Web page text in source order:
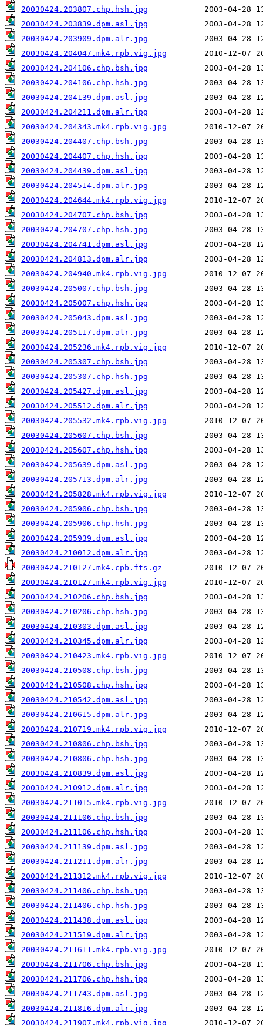
20030424.203807.chp.hsh.jpg
20030424.203839.dpm.asl.jpg
20030424.203909.dpm.alr.jpg
20030424.204047.mk4.rpb.vig.jpg
20030424.204106.chp.bsh.jpg
20030424.204106.chp.hsh.jpg
20030424.204139.dpm.asl.jpg
20030424.204211.dpm.alr.jpg
20030424.204343.mk4.rpb.vig.jpg
20030424.204407.chp.bsh.jpg
20030424.204407.chp.hsh.jpg
20030424.204439.dpm.asl.jpg
20030424.204514.dpm.alr.jpg
20030424.204644.mk4.rpb.vig.jpg
20030424.204707.chp.bsh.jpg
20030424.204707.chp.hsh.jpg
20030424.204741.dpm.asl.jpg
20030424.204813.dpm.alr.jpg
20030424.204940.mk4.rpb.vig.jpg
20030424.205007.chp.bsh.jpg
20030424.205007.chp.hsh.jpg
20030424.205043.dpm.asl.jpg
20030424.205117.dpm.alr.jpg
20030424.205236.mk4.rpb.vig.jpg
20030424.205307.chp.bsh.jpg
20030424.205307.chp.hsh.jpg
20030424.205427.dpm.asl.jpg
20030424.205512.dpm.alr.jpg
20030424.205532.mk4.rpb.vig.jpg
20030424.205607.chp.bsh.jpg
20030424.205607.chp.hsh.jpg
20030424.205639.dpm.asl.jpg
20030424.205713.dpm.alr.jpg
20030424.205828.mk4.rpb.vig.jpg
20030424.205906.chp.bsh.jpg
20030424.205906.chp.hsh.jpg
20030424.205939.dpm.asl.jpg
20030424.210012.dpm.alr.jpg
20030424.210127.mk4.cpb.fts.gz
20030424.210127.mk4.rpb.vig.jpg
20030424.210206.chp.bsh.jpg
20030424.210206.chp.hsh.jpg
20030424.210303.dpm.asl.jpg
20030424.210345.dpm.alr.jpg
20030424.210423.mk4.rpb.vig.jpg
20030424.210508.chp.bsh.jpg
20030424.210508.chp.hsh.jpg
20030424.210542.dpm.asl.jpg
20030424.210615.dpm.alr.jpg
20030424.210719.mk4.rpb.vig.jpg
20030424.210806.chp.bsh.jpg
20030424.210806.chp.hsh.jpg
20030424.210839.dpm.asl.jpg
20030424.210912.dpm.alr.jpg
20030424.211015.mk4.rpb.vig.jpg
20030424.211106.chp.bsh.jpg
20030424.211106.chp.hsh.jpg
20030424.211139.dpm.asl.jpg
20030424.211211.dpm.alr.jpg
20030424.211312.mk4.rpb.vig.jpg
20030424.211406.chp.bsh.jpg
20030424.211406.chp.hsh.jpg
20030424.211438.dpm.asl.jpg
20030424.211519.dpm.alr.jpg
20030424.211611.mk4.rpb.vig.jpg
20030424.211706.chp.bsh.jpg
20030424.211706.chp.hsh.jpg
20030424.211743.dpm.asl.jpg
20030424.211816.dpm.alr.jpg
20030424.211907.mk4.rpb.vig.jpg